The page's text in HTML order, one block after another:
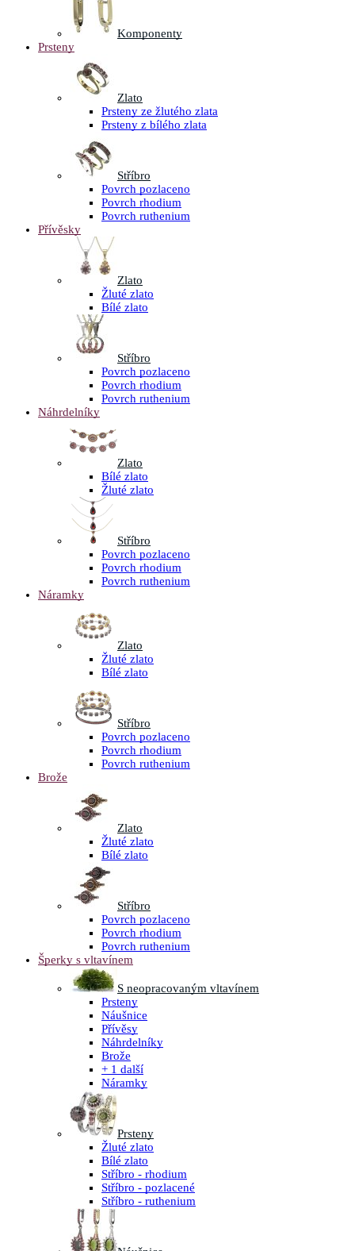
Komponenty
Prsteny
Zlato
Prsteny ze žlutého zlata
Prsteny z bílého zlata
Stříbro
Povrch pozlaceno
Povrch rhodium
Povrch ruthenium
Přívěsky
Zlato
Žluté zlato
Bílé zlato
Stříbro
Povrch pozlaceno
Povrch rhodium
Povrch ruthenium
Náhrdelníky
Zlato
Bílé zlato
Žluté zlato
Stříbro
Povrch pozlaceno
Povrch rhodium
Povrch ruthenium
Náramky
Zlato
Žluté zlato
Bílé zlato
Stříbro
Povrch pozlaceno
Povrch rhodium
Povrch ruthenium
Brože
Zlato
Žluté zlato
Bílé zlato
Stříbro
Povrch pozlaceno
Povrch rhodium
Povrch ruthenium
Šperky s vltavínem
S neopracovaným vltavínem
Prsteny
Náušnice
Přívěsy
Náhrdelníky
Brože
+ 1 další
Náramky
Prsteny
Žluté zlato
Bílé zlato
Stříbro - rhodium
Stříbro - pozlacené
Stříbro - ruthenium